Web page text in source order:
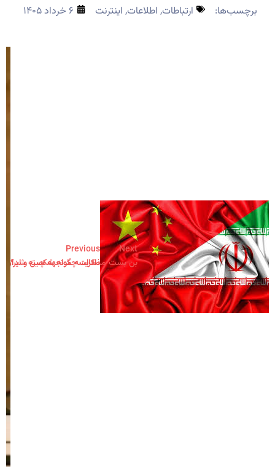
برچسب‌ها: ارتباطات,اطلاعات,اینترنت ۶ خرداد ۱۴۰۵
Previous
مقایسه مواجهه چین و ایران با
Next
بن بست مذاکرات چگونه شکسته شد؟